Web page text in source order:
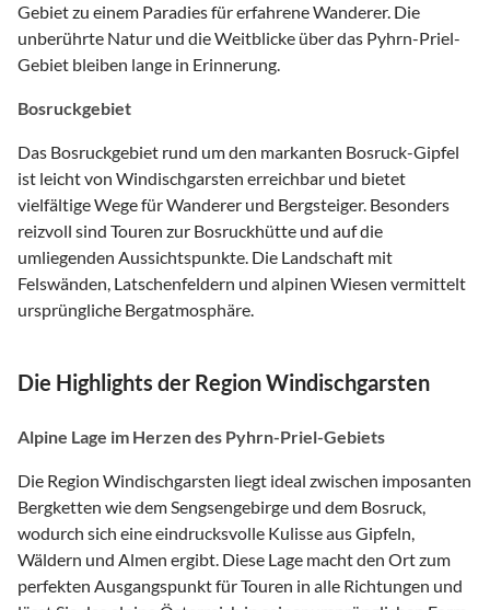
Gebiet zu einem Paradies für erfahrene Wanderer. Die
unberührte Natur und die Weitblicke über das Pyhrn-Priel-
Gebiet bleiben lange in Erinnerung.
Bosruckgebiet
Das Bosruckgebiet rund um den markanten Bosruck-Gipfel
ist leicht von Windischgarsten erreichbar und bietet
vielfältige Wege für Wanderer und Bergsteiger. Besonders
reizvoll sind Touren zur Bosruckhütte und auf die
umliegenden Aussichtspunkte. Die Landschaft mit
Felswänden, Latschenfeldern und alpinen Wiesen vermittelt
ursprüngliche Bergatmosphäre.
Die Highlights der Region Windischgarsten
Alpine Lage im Herzen des Pyhrn-Priel-Gebiets
Die Region Windischgarsten liegt ideal zwischen imposanten
Bergketten wie dem Sengsengebirge und dem Bosruck,
wodurch sich eine eindrucksvolle Kulisse aus Gipfeln,
Wäldern und Almen ergibt. Diese Lage macht den Ort zum
perfekten Ausgangspunkt für Touren in alle Richtungen und